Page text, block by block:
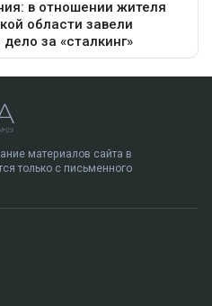
материалов сайта в
только с письменного